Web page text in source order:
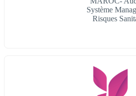
Système
Risques